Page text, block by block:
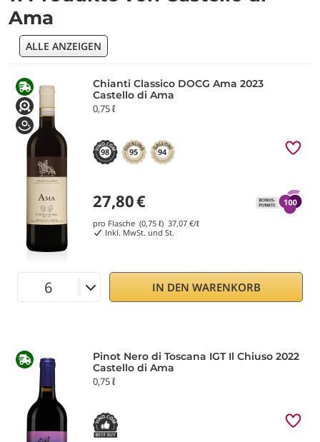
Ama
ALLE ANZEIGEN
Chianti Classico DOCG Ama 2023
Castello di Ama
0,75 ℓ
98 95 94
27,80€
pro Flasche (0,75 ℓ) 37,07 €/ℓ
Inkl. MwSt. und St.
IN DEN WARENKORB
Pinot Nero di Toscana IGT Il Chiuso 2022
Castello di Ama
0,75 ℓ